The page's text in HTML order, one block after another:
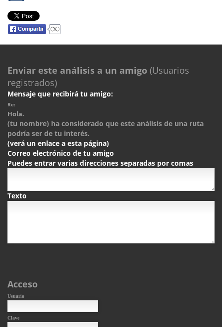
Enviar este análisis a un amigo (Usuarios
registrados)
Mensaje que recibirá tu amigo:
Re:
Hola.
(tu nombre) ha considerado que este análisis de una ruta
podría ser de tu interés.
(verá un enlace a esta página)
Correo electrónico de tu amigo
Puedes entrar varias direcciones separadas por comas
Texto
Acceso
Usuario
Clave